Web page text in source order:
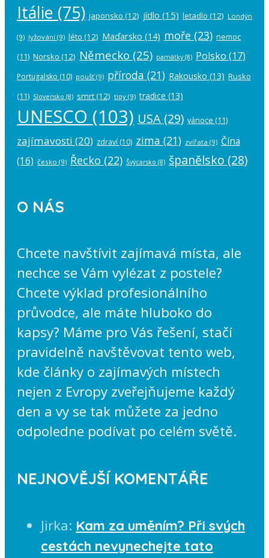
Itálie (75) japonsko (12) jídlo (15) letadlo (12) Londýn
(9) lyžování (9) léto (12) Maďarsko (14) moře (23) nemoc
(11) Norsko (12) Německo (25) památky(8) Polsko (17)
Portugalsko (10) poušť(9) příroda (21) Rakousko (13) Rusko
(11) Slovensko (8) smrt(12) tipy (9) tradice (13)
UNESCO (103) USA (29) vánoce (11)
zajímavosti (20) zdraví (10) zima (21) zvířata (9) Čína
(16) česko (9) Řecko (22) Švýcarsko (8) španělsko (28)
O NÁS
Chcete navštívit zajímavá místa, ale
nechce se Vám vylézat z postele?
Chcete výklad profesionálního
průvodce, ale máte hluboko do
kapsy? Máme pro Vás řešení, stačí
pravidelně navštěvovat tento web,
kde články o zajímavých místech
nejen z Evropy zveřejňujeme každý
den a vy se tak můžete za jedno
odpoledne podívat po celém světě.
NEJNOVĚJŠÍ KOMENTÁŘE
Jirka: Kam za uměním? Při svých
cestách nevynechejte tato